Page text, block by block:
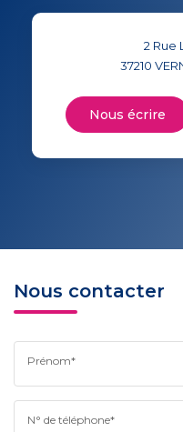
2 Rue
37210
Nous écrire
Nous contacter
Prénom*
N° de téléphone*